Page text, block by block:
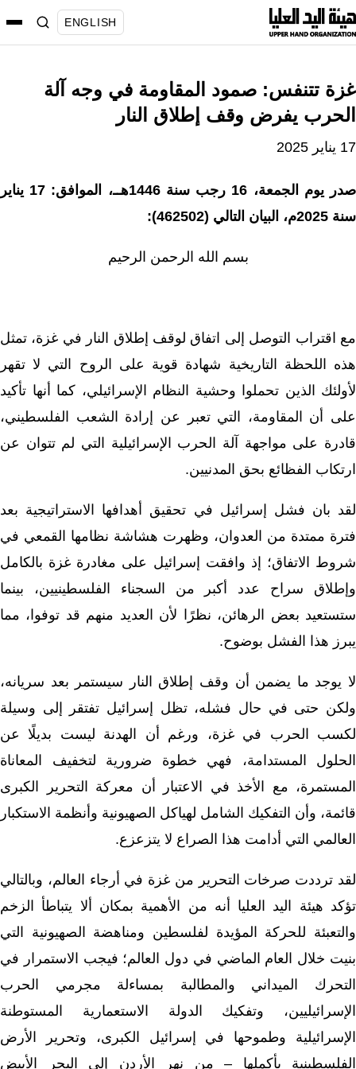
انتقل
إلى
ENGLISH
غزة تتنفس: صمود المقاومة في وجه آلة
الحرب يفرض وقف إطلاق النار
17 يناير 2025
صدر يوم الجمعة، 16 رجب سنة 1446هــ، الموافق: 17 يناير
سنة 2025م، البيان التالي (462502):
بسم الله الرحمن الرحيم
مع اقتراب التوصل إلى اتفاق لوقف إطلاق النار في غزة، تمثل
هذه اللحظة التاريخية شهادة قوية على الروح التي لا تقهر
لأولئك الذين تحملوا وحشية النظام الإسرائيلي، كما أنها تأكيد
على أن المقاومة، التي تعبر عن إرادة الشعب الفلسطيني،
قادرة على مواجهة آلة الحرب الإسرائيلية التي لم تتوان عن
ارتكاب الفظائع بحق المدنيين.
لقد بان فشل إسرائيل في تحقيق أهدافها الاستراتيجية بعد
فترة ممتدة من العدوان، وظهرت هشاشة نظامها القمعي في
شروط الاتفاق؛ إذ وافقت إسرائيل على مغادرة غزة بالكامل
وإطلاق سراح عدد أكبر من السجناء الفلسطينيين، بينما
ستستعيد بعض الرهائن، نظرًا لأن العديد منهم قد توفوا، مما
يبرز هذا الفشل بوضوح.
لا يوجد ما يضمن أن وقف إطلاق النار سيستمر بعد سريانه،
ولكن حتى في حال فشله، تظل إسرائيل تفتقر إلى وسيلة
لكسب الحرب في غزة، ورغم أن الهدنة ليست بديلًا عن
الحلول المستدامة، فهي خطوة ضرورية لتخفيف المعاناة
المستمرة، مع الأخذ في الاعتبار أن معركة التحرير الكبرى
قائمة، وأن التفكيك الشامل لهياكل الصهيونية وأنظمة الاستكبار
العالمي التي أدامت هذا الصراع لا يتزعزع.
لقد ترددت صرخات التحرير من غزة في أرجاء العالم، وبالتالي
تؤكد هيئة اليد العليا أنه من الأهمية بمكان ألا يتباطأ الزخم
والتعبئة للحركة المؤيدة لفلسطين ومناهضة الصهيونية التي
بنيت خلال العام الماضي في دول العالم؛ فيجب الاستمرار في
التحرك الميداني والمطالبة بمساءلة مجرمي الحرب
الإسرائيليين، وتفكيك الدولة الاستعمارية المستوطنة
الإسرائيلية وطموحها في إسرائيل الكبرى، وتحرير الأرض
الفلسطينية بأكملها – من نهر الأردن إلى البحر الأبيض